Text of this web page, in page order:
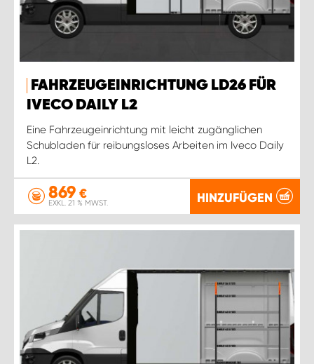
FAHRZEUGEINRICHTUNG LD26 FÜR
IVECO DAILY L2
Eine Fahrzeugeinrichtung mit leicht zugänglichen
Schubladen für reibungsloses Arbeiten im Iveco Daily
L2.
869 €
EXKL. 21 % MWST. HINZUFÜGEN